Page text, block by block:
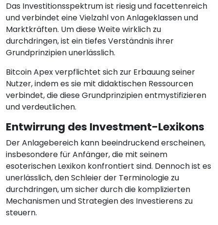
Das Investitionsspektrum ist riesig und facettenreich
und verbindet eine Vielzahl von Anlageklassen und
Marktkräften. Um diese Weite wirklich zu
durchdringen, ist ein tiefes Verständnis ihrer
Grundprinzipien unerlässlich.
Bitcoin Apex verpflichtet sich zur Erbauung seiner
Nutzer, indem es sie mit didaktischen Ressourcen
verbindet, die diese Grundprinzipien entmystifizieren
und verdeutlichen.
Entwirrung des Investment-Lexikons
Der Anlagebereich kann beeindruckend erscheinen,
insbesondere für Anfänger, die mit seinem
esoterischen Lexikon konfrontiert sind. Dennoch ist es
unerlässlich, den Schleier der Terminologie zu
durchdringen, um sicher durch die komplizierten
Mechanismen und Strategien des Investierens zu
steuern.